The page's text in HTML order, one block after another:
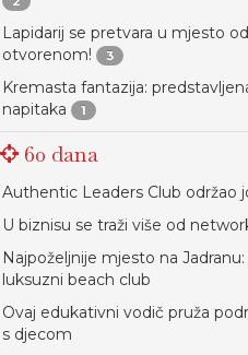
Lapidarij se pretvara u mjesto
otvorenom!
3
Kremasta fantazija:
napitaka
1
60 dana
Authentic Leaders Club održao
U biznisu se traži više od
Najpoželjnije mjesto na
luksuzni beach club
Ovaj edukativni vodič pruža
s djecom